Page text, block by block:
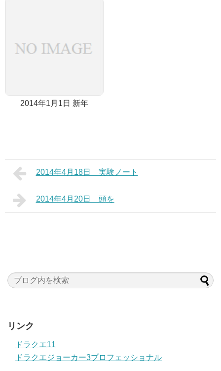
2014年1月1日 新年
2014年4月18日 実験ノート
2014年4月20日 頭を
リンク
ドラクエ11
ドラクエジョーカー3プロフェッショナル